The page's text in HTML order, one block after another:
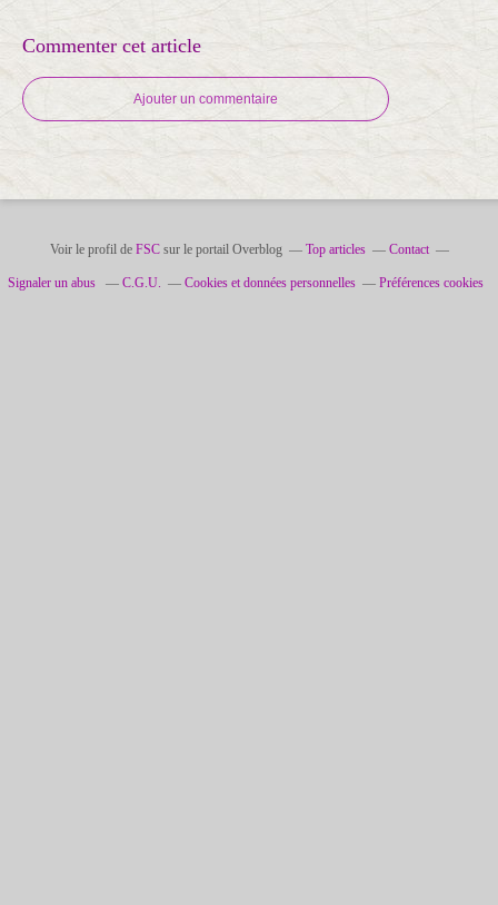
Commenter cet article
Ajouter un commentaire
Voir le profil de FSCsur le portail Overblog Top articles Contact
Signaler un abus C.G.U. Cookies et données personnelles Préférences cookies